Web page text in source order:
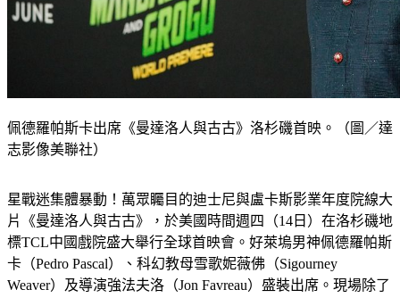
佩德羅帕斯卡出席《曼達洛人與古古》洛杉磯首映。（圖／達
志影像美聯社）
星戰迷集體暴動！萬眾矚目的迪士尼與盧卡斯影業年度院線大
片《曼達洛人與古古》，於美國時間週四（14日）在洛杉磯地
標TCL中國戲院盛大舉行全球首映會。好萊塢男神佩德羅帕斯
卡（Pedro Pascal）、科幻教母雪歌妮薇佛（Sigourney
Weaver）及導演強法夫洛（Jon Favreau）盛裝出席。現場除了